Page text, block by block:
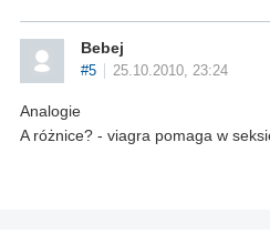
Bebej
#5 25.10.2010, 23:24
Analogie
A różnice? - viagra pomaga w